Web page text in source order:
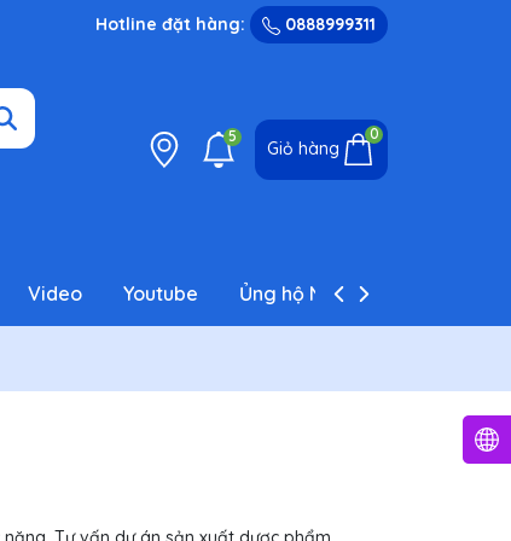
Hotline đặt hàng: 0888999311
5
Giỏ hàng
0
Video Youtube Ủng hộ NCT